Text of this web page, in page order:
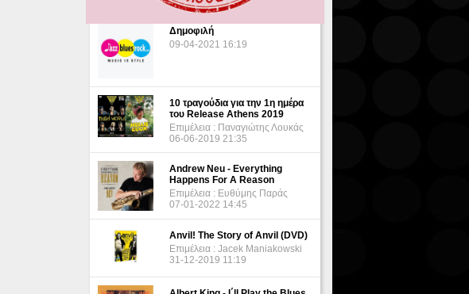
Δημοφιλή
09-04-2021 16:19
10 τραγούδια για την 1η ημέρα
του Release Athens 2019
Επιμέλεια : Παναγιώτης Λουκάς
06-06-2019 21:35
Andrew Neu - Everything
Happens For A Reason
Επιμέλεια : Ευθύμης Παράς
07-01-2022 14:45
Anvil! The Story of Anvil (DVD)
Επιμέλεια : Jacek Maniakowski
31-12-2019 11:19